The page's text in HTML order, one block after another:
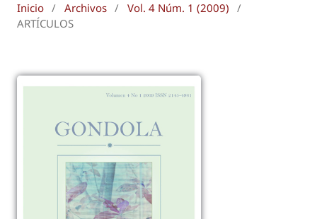
Inicio / Archivos / Vol. 4 Núm. 1 (2009)
/
ARTÍCULOS